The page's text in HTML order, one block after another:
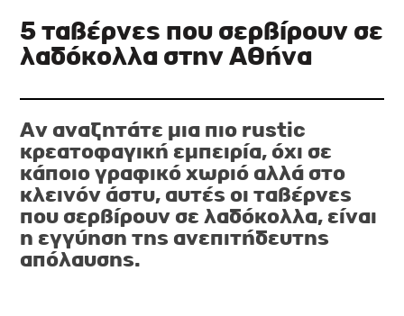
5 ταβέρνες που σερβίρουν σε
λαδόκολλα στην Αθήνα
Αν αναζητάτε μια πιο rustic
κρεατοφαγική εμπειρία, όχι σε
κάποιο γραφικό χωριό αλλά στο
κλεινόν άστυ, αυτές οι ταβέρνες
που σερβίρουν σε λαδόκολλα, είναι
η εγγύηση της ανεπιτήδευτης
απόλαυσης.